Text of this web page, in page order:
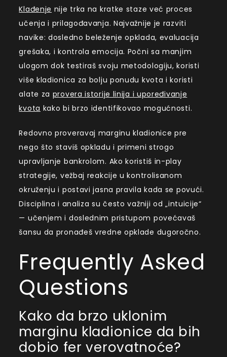
Klađenje nije trka na kratke staze već proces
učenja i prilagođavanja. Najvažnije je razviti
navike: dosledno beleženje opklada, evaluacija
grešaka, i kontrola emocija. Počni sa manjim
ulogom dok testiraš svoju metodologiju, koristi
više kladionica za bolju ponudu kvota i koristi
alate za provera istorije linija i upoređivanje
kvota kako bi brzo identifikovao mogućnosti.
Redovno proveravaj marginu kladionice pre
nego što staviš opkladu i primeni strogo
upravljanje bankrolom. Ako koristiš in-play
strategije, vežbaj reakcije u kontrolisanom
okruženju i postavi jasna pravila kada se povući.
Disciplina i analiza su često važniji od „intuicije“
— učenjem i doslednim pristupom povećavaš
šansu da pronađeš vredne opklade dugoročno.
Frequently Asked
Questions
Kako da brzo uklonim
marginu kladionice da bih
dobio fer verovatnoće?